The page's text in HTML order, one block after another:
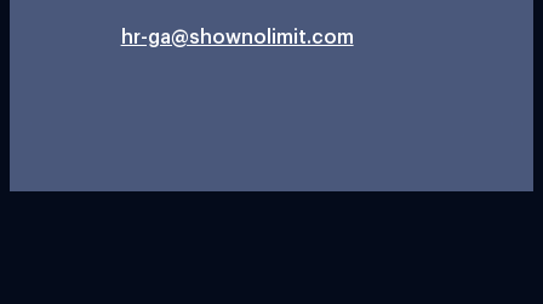
hr-ga@shownolimit.com